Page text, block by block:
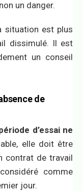
un danger.
situation est plus
dissimulé. Il est
un conseil
de
d’essai ne
elle doit être
contrat de travail
comme
jour.